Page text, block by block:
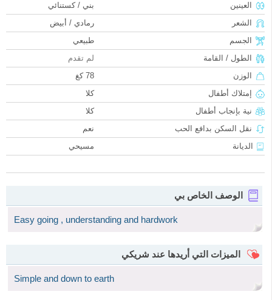
العينين
بني / كستنائي
الشعر
رمادي / أبيض
الجسم
طبيعي
الطول / القامة
لم تقدم
الوزن
78 كغ
إمتلاك أطفال
كلا
نية بإنجاب أطفال
كلا
نقل السكن بدافع الحب
نعم
الديانة
مسيحي
الوصف الخاص بي
Easy going , understanding and hardwork
الميزات التي أريدها عند شريكي
Simple and down to earth